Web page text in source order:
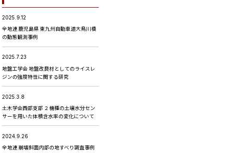
2025.9.12
全地連 鹿児島県 東九州自動車道大鳥川橋
の動態観測事例
2025.7.23
地盤工学会 地盤改良材としてのライスレ
ジンの強度特性に関する研究
2025.3.8
土木学会西部支部 ２機種の⼟壌⽔分セン
サーを用いた体積含水率の変化について
2024.9.26
全地連 崩壊斜面内部の地すべり調査事例